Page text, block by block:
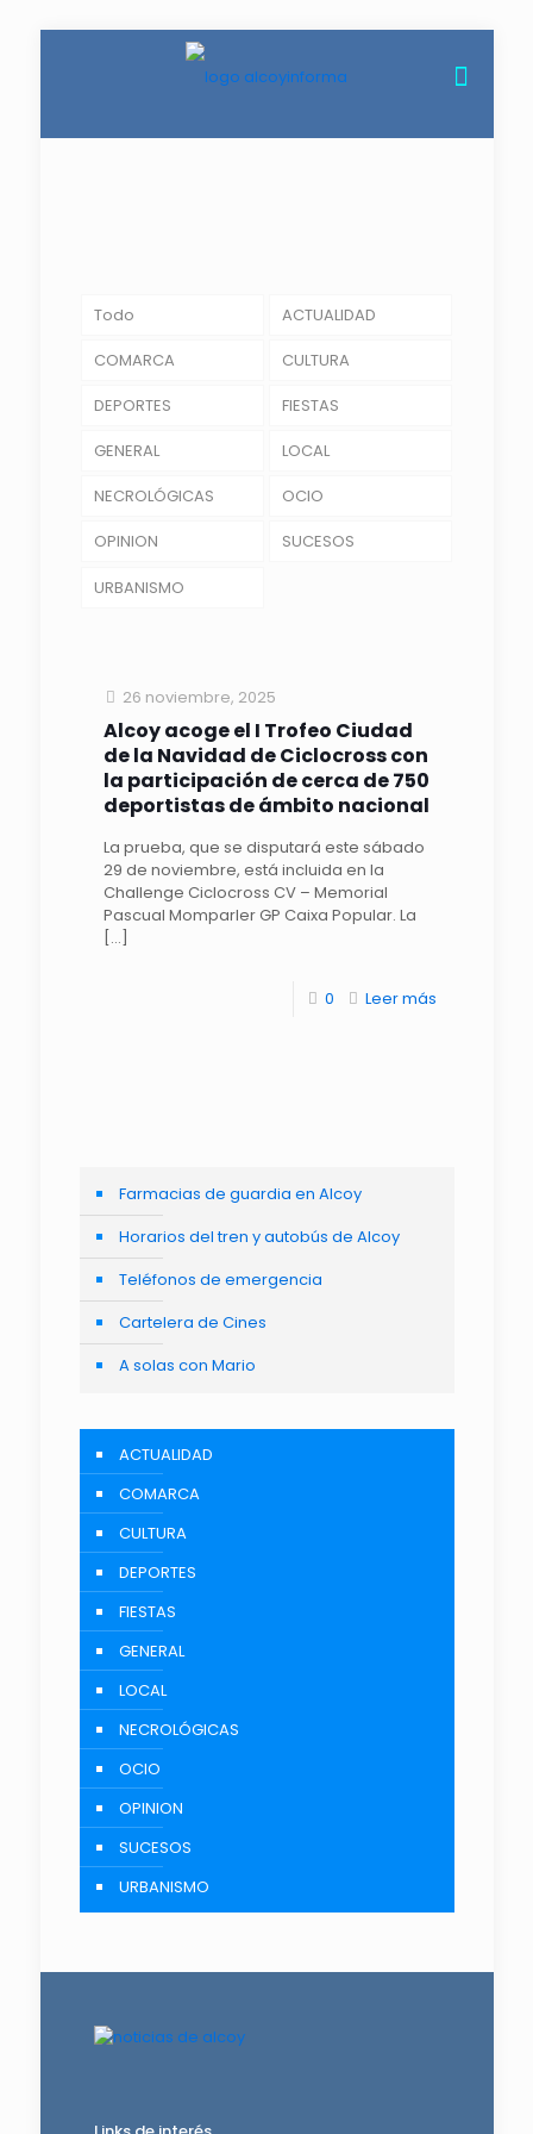
Todo ACTUALIDAD
COMARCA CULTURA
DEPORTES FIESTAS
GENERAL LOCAL
NECROLÓGICAS OCIO
OPINION SUCESOS
URBANISMO
26 noviembre, 2025
Alcoy acoge el I Trofeo Ciudad
de la Navidad de Ciclocross con
la participación de cerca de 750
deportistas de ámbito nacional
La prueba, que se disputará este sábado
29 de noviembre, está incluida en la
Challenge Ciclocross CV – Memorial
Pascual Momparler GP Caixa Popular. La
[…]
0 Leer más
Farmacias de guardia en Alcoy
Horarios del tren y autobús de Alcoy
Teléfonos de emergencia
Cartelera de Cines
A solas con Mario
ACTUALIDAD
COMARCA
CULTURA